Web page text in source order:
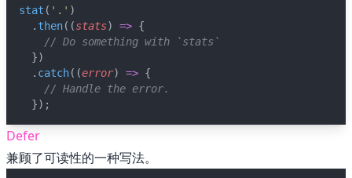
stat ( '.' )
  .
then((stats) => {
// Do something with `stats`
  })
  .
catch((error) => {
// Handle the error.
  });
Defer
兼顾了可读性的一种写法。